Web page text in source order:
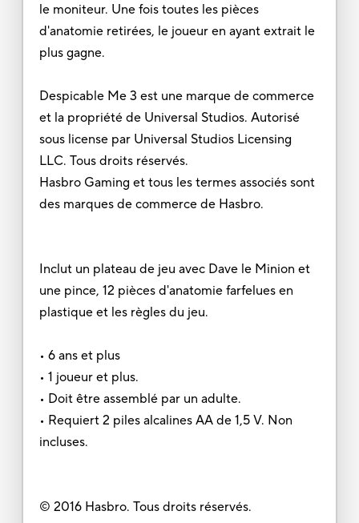
le moniteur. Une fois toutes les pièces
d'anatomie retirées, le joueur en ayant extrait le
plus gagne.
Despicable Me 3 est une marque de commerce
et la propriété de Universal Studios. Autorisé
sous license par Universal Studios Licensing
LLC. Tous droits réservés.
Hasbro Gaming et tous les termes associés sont
des marques de commerce de Hasbro.
Inclut un plateau de jeu avec Dave le Minion et
une pince, 12 pièces d'anatomie farfelues en
plastique et les règles du jeu.
• 6 ans et plus
• 1 joueur et plus.
• Doit être assemblé par un adulte.
• Requiert 2 piles alcalines AA de 1,5 V. Non
incluses.
© 2016 Hasbro. Tous droits réservés.